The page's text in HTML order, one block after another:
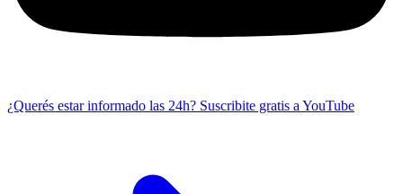
¿Querés estar informado las 24h? Suscribite gratis a YouTube